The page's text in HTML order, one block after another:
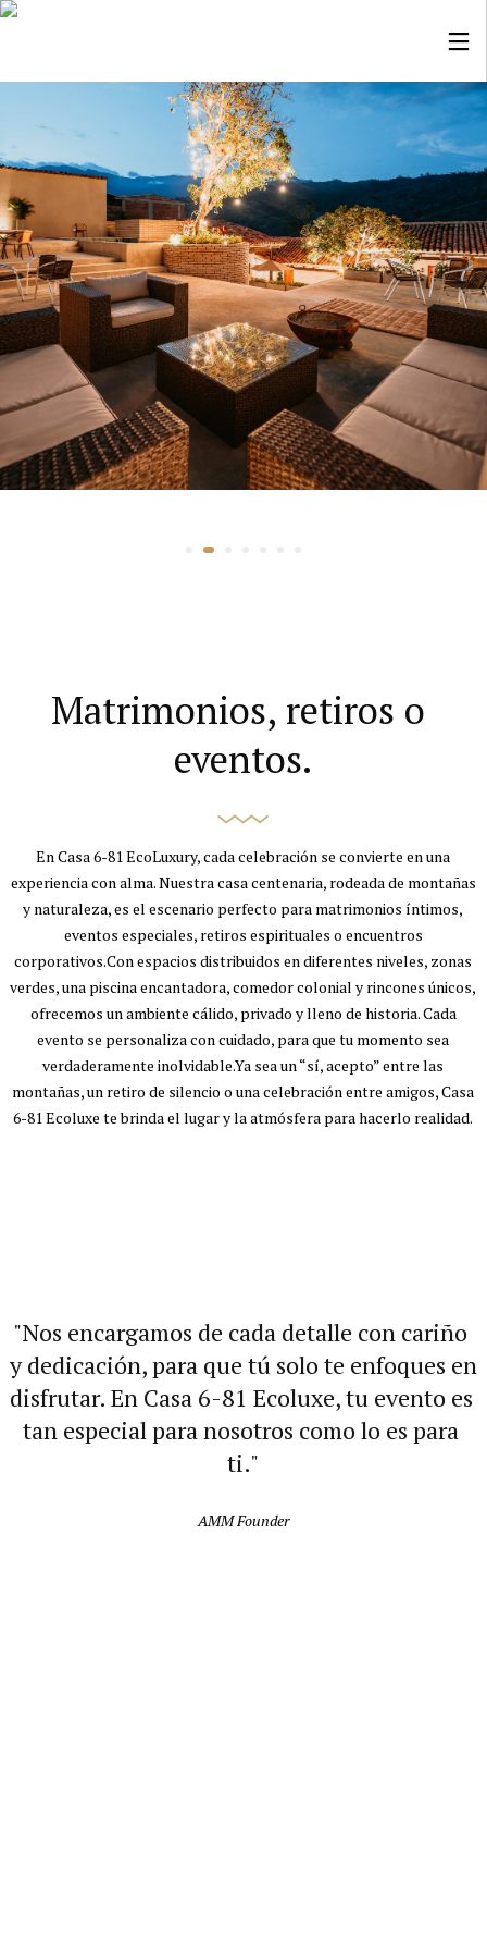
Matrimonios, retiros o
eventos.
En Casa 6-81 EcoLuxury, cada celebración se convierte en una
experiencia con alma. Nuestra casa centenaria, rodeada de montañas
y naturaleza, es el escenario perfecto para matrimonios íntimos,
eventos especiales, retiros espirituales o encuentros
corporativos.Con espacios distribuidos en diferentes niveles, zonas
verdes, una piscina encantadora, comedor colonial y rincones únicos,
ofrecemos un ambiente cálido, privado y lleno de historia. Cada
evento se personaliza con cuidado, para que tu momento sea
verdaderamente inolvidable.Ya sea un “sí, acepto” entre las
montañas, un retiro de silencio o una celebración entre amigos, Casa
6-81 Ecoluxe te brinda el lugar y la atmósfera para hacerlo realidad.
"Nos encargamos de cada detalle con cariño
y dedicación, para que tú solo te enfoques en
disfrutar. En Casa 6-81 Ecoluxe, tu evento es
tan especial para nosotros como lo es para
ti."
AMM Founder